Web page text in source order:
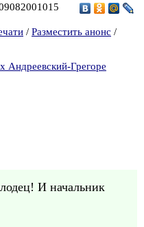
/ Разместить анонс /
Андреевский-Грегоре
И начальник